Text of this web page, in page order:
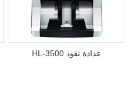
عدادة نقود HL-3500